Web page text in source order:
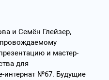
и Семён Глейзер,
и мастер-
для
интернат №67. Будущие